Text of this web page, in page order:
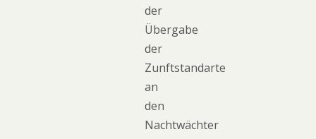
der
Übergabe
der
Zunftstandarte
an
den
Nachtwächter